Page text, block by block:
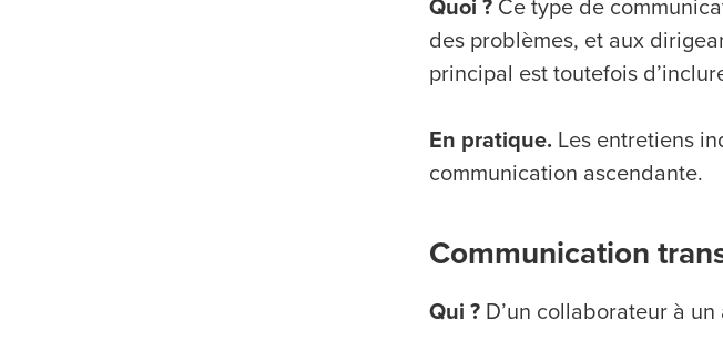
Quoi ? Ce type de
des problèmes, et aux
principal est toutefois
En pratique. Les entretiens
communication ascendante.
Communication
Qui ? D’un collaborateur à